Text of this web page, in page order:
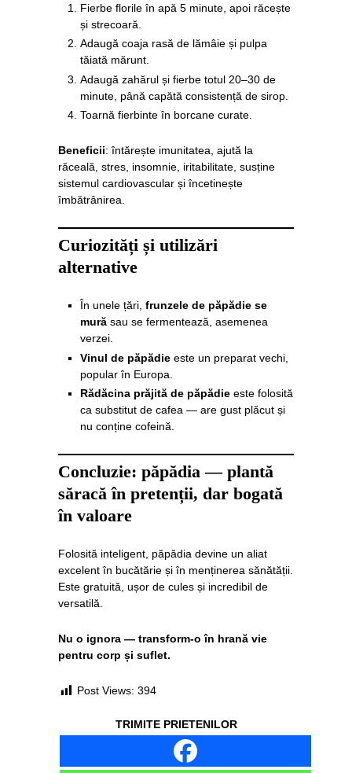
Fierbe florile în apă 5 minute, apoi răcește
și strecoară.
Adaugă coaja rasă de lămâie și pulpa
tăiată mărunt.
Adaugă zahărul și fierbe totul 20–30 de
minute, până capătă consistență de sirop.
Toarnă fierbinte în borcane curate.
Beneficii: întărește imunitatea, ajută la
răceală, stres, insomnie, iritabilitate, susține
sistemul cardiovascular și încetinește
îmbătrânirea.
Curiozități și utilizări
alternative
În unele țări, frunzele de păpădie se
mură sau se fermentează, asemenea
verzei.
Vinul de păpădie este un preparat vechi,
popular în Europa.
Rădăcina prăjită de păpădie este folosită
ca substitut de cafea — are gust plăcut și
nu conține cofeină.
Concluzie: păpădia — plantă
săracă în pretenții, dar bogată
în valoare
Folosită inteligent, păpădia devine un aliat
excelent în bucătărie și în menținerea sănătății.
Este gratuită, ușor de cules și incredibil de
versatilă.
Nu o ignora — transform-o în hrană vie
pentru corp și suflet.
Post Views: 394
TRIMITE PRIETENILOR